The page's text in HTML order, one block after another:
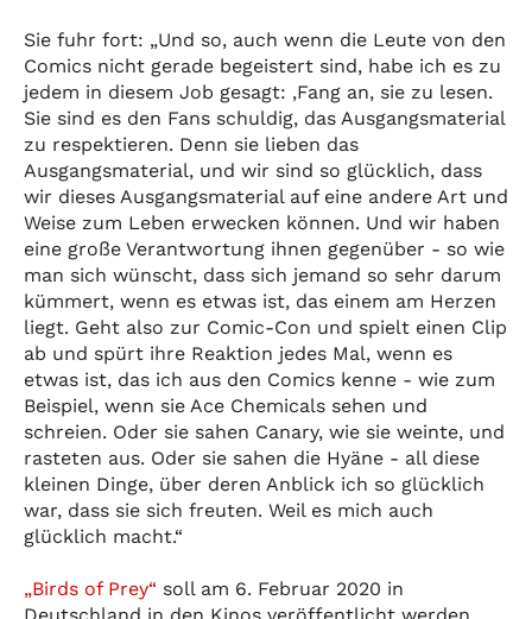
Sie fuhr fort: „Und so, auch wenn die Leute von den
Comics nicht gerade begeistert sind, habe ich es zu
jedem in diesem Job gesagt: ‚Fang an, sie zu lesen.
Sie sind es den Fans schuldig, das Ausgangsmaterial
zu respektieren. Denn sie lieben das
Ausgangsmaterial, und wir sind so glücklich, dass
wir dieses Ausgangsmaterial auf eine andere Art und
Weise zum Leben erwecken können. Und wir haben
eine große Verantwortung ihnen gegenüber - so wie
man sich wünscht, dass sich jemand so sehr darum
kümmert, wenn es etwas ist, das einem am Herzen
liegt. Geht also zur Comic-Con und spielt einen Clip
ab und spürt ihre Reaktion jedes Mal, wenn es
etwas ist, das ich aus den Comics kenne - wie zum
Beispiel, wenn sie Ace Chemicals sehen und
schreien. Oder sie sahen Canary, wie sie weinte, und
rasteten aus. Oder sie sahen die Hyäne - all diese
kleinen Dinge, über deren Anblick ich so glücklich
war, dass sie sich freuten. Weil es mich auch
glücklich macht.“
„Birds of Prey“ soll am 6. Februar 2020 in
Deutschland in den Kinos veröffentlicht werden.